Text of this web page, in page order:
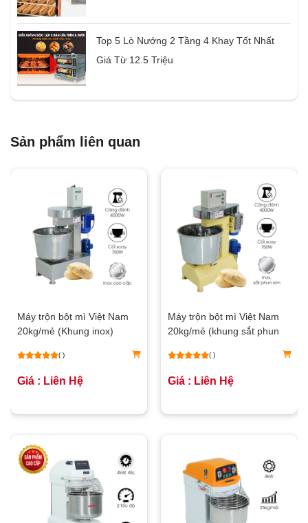
Top 5 Lò Nướng 2 Tầng 4 Khay Tốt Nhất
Giá Từ 12.5 Triệu
Sản phẩm liên quan
Máy trộn bột mì Việt Nam
20kg/mẻ (Khung inox)
( )
Giá : Liên Hệ
Máy trộn bột mì Việt Nam
20kg/mẻ (khung sắt phun
( )
Giá : Liên Hệ